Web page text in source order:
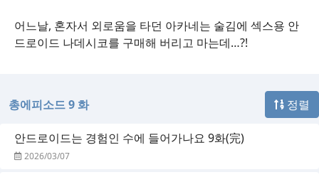
어느날, 혼자서 외로움을 타던 아카네는 술김에 섹스용 안
드로이드 나데시코를 구매해 버리고 마는데…?!
총에피소드 9 화 정렬
안드로이드는 경험인 수에 들어가나요 9화(完)
2026/03/07